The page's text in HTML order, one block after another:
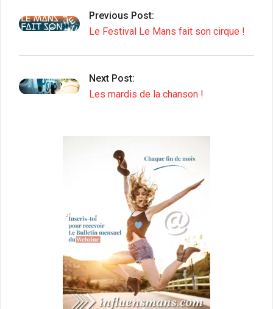
01
Previous Post:
Le Festival Le Mans fait son cirque !
Next Post:
Les mardis de la chanson !